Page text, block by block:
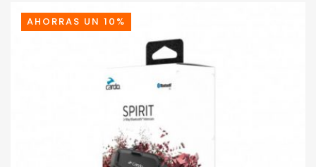
118,94€.107,05€.
AHORRAS UN 10%